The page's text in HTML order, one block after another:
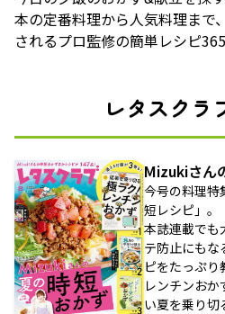
本の定番料理から人気料理まで
されるプロ監修の簡単レシピ
レタスクラ
Mizukiさん
今号の料理
短レシピ」。
本誌連載で
テ防止にもな
ピをたっぷり
レンチンお
い夏を乗り切